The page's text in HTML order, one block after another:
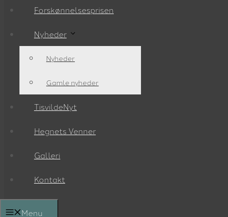
Forskønnelsesprisen
Nyheder
Nyheder
Gamle nyheder
TisvildeNyt
Hegnets Venner
Galleri
Kontakt
Menu